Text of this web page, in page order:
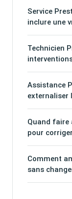
Service
inclure une
Technicien
Assistance
externaliser
Quand faire
pour
Comment
sans